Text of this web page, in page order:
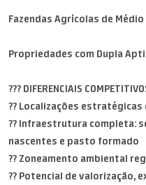
Fazendas Agrícolas de
Propriedades com Dupla
??? DIFERENCIAIS
?? Localizações
?? Infraestrutura completa:
nascentes e pasto formado
?? Zoneamento ambiental
?? Potencial de valorização,